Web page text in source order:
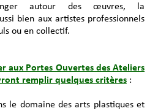
autour des œuvres, la
bien aux artistes professionnels
ou en collectif.
aux Portes Ouvertes des Ateliers
remplir quelques critères:
le domaine des arts plastiques et